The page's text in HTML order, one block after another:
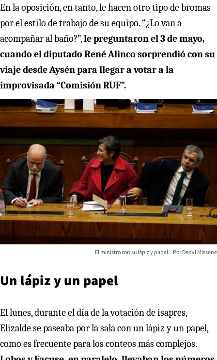
En la oposición, en tanto, le hacen otro tipo de bromas
por el estilo de trabajo de su equipo. “¿Lo van a
acompañar al baño?”,le preguntaron el 3 de mayo,
cuando el diputado René Alinco sorprendió con su
viaje desde Aysén para llegar a votar a la
improvisada “Comisión RUF”.
El ministro con su lápiz y papel. Dedvi Missene
Un lápiz y un papel
El lunes, durante el día de la votación de isapres,
Elizalde se paseaba por la sala con un lápiz y un papel,
como es frecuente para los conteos más complejos.